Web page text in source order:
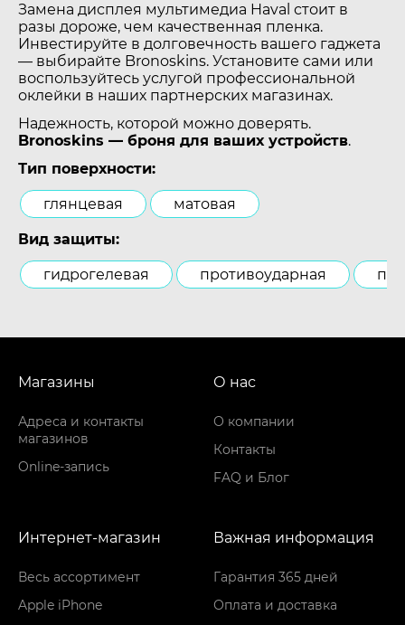
Замена дисплея мультимедиа Haval стоит в
разы дороже, чем качественная пленка.
Инвестируйте в долговечность вашего гаджета
— выбирайте Bronoskins. Установите сами или
воспользуйтесь услугой профессиональной
оклейки в наших партнерских магазинах.
Надежность, которой можно доверять.
Bronoskins — броня для ваших устройств.
Тип поверхности:
глянцевая матовая
Вид защиты:
гидрогелевая противоударная
Магазины
Адреса и контакты
магазинов
Online-запись
О нас
О компании
Контакты
FAQ и Блог
Интернет-магазин
Весь ассортимент
Apple iPhone
Важная информация
Гарантия 365 дней
Оплата и доставка